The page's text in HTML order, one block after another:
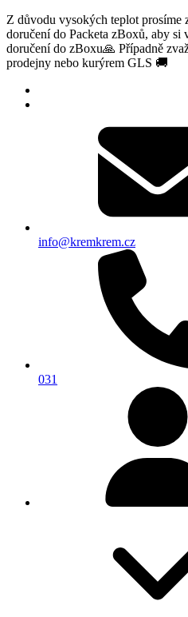
Z důvodu vysokých teplot prosíme
doručení do Packeta zBoxů, aby
doručení do zBoxu🙏 Případně
prodejny nebo kurýrem GLS 🚚
info@kremkrem.cz
031